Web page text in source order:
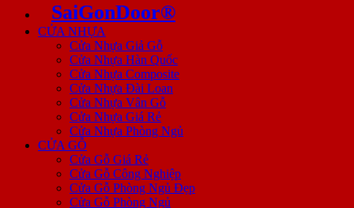
SaiGonDoor®
CỬA NHỰA
Cửa Nhựa Giả Gỗ
Cửa Nhựa Hàn Quốc
Cửa Nhựa Composite
Cửa Nhựa Đài Loan
Cửa Nhựa Vân Gỗ
Cửa Nhựa Giá Rẻ
Cửa Nhựa Phòng Ngủ
CỬA GỖ
Cửa Gỗ Giá Rẻ
Cửa Gỗ Công Nghiệp
Cửa Gỗ Phòng Ngủ Đẹp
Cửa Gỗ Phòng Ngủ